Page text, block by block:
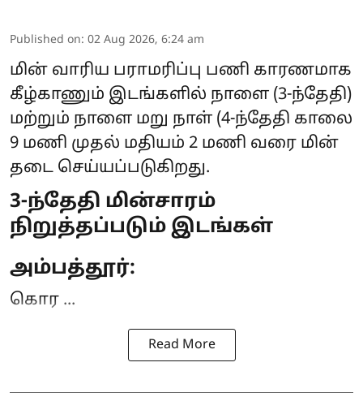
Published on: 02 Aug 2026, 6:24 am
மின் வாரிய பராமரிப்பு பணி காரணமாக
கீழ்காணும் இடங்களில் நாளை (3-ந்தேதி)
மற்றும் நாளை மறு நாள் (4-ந்தேதி காலை
9 மணி முதல் மதியம் 2 மணி வரை மின்
தடை செய்யப்படுகிறது.
3-ந்தேதி மின்சாரம்
நிறுத்தப்படும் இடங்கள்
அம்பத்தூர்:
கொர ...
Read More